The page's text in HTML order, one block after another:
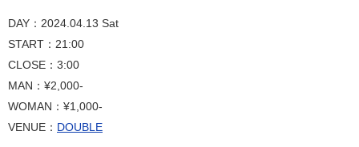
DAY：2024.04.13 Sat
START：21:00
CLOSE：3:00
MAN：¥2,000-
WOMAN：¥1,000-
VENUE： DOUBLE